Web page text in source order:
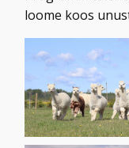
loome koos